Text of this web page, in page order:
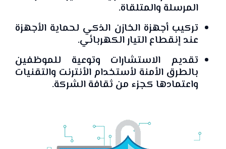
المرسلة والمتلقاة.
تركيب أجهزة الخازن الذكي لحماية الأجهزة
عند إنقطاع التيار الكهربائي.
تقديم الاستشارات وتوعية للموظفين
بالطرق الأمنة لأستخدام الأنترنت والتقنيات
واعتمادها كجزء من ثقافة الشركة.